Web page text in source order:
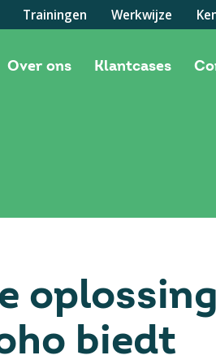
Trainingen Werkwijze
Over ons Klantcases
biedt